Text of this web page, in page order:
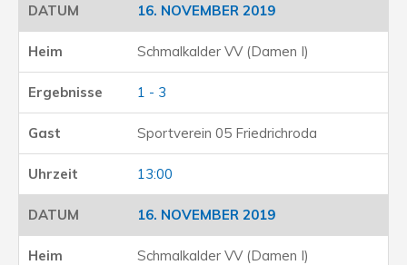
16. NOVEMBER 2019
Schmalkalder VV (Damen I)
1 - 3
Sportverein 05 Friedrichroda
13:00
16. NOVEMBER 2019
Schmalkalder VV (Damen I)